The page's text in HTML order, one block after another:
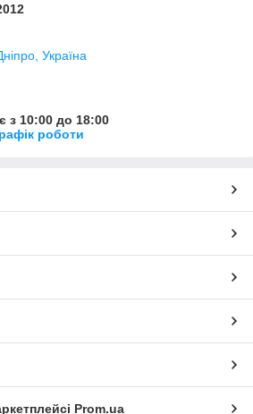
Україна
з 10:00 до 18:00
роботи
Prom.ua